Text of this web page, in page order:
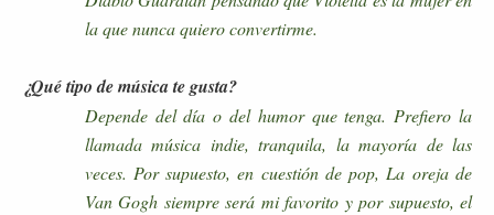
la que nunca quiero convertirme.
¿Qué tipo de música te gusta?
Depende del día o del humor que tenga. Prefiero la
llamada música indie, tranquila, la mayoría de las
veces. Por supuesto, en cuestión de pop, La oreja de
Van Gogh siempre será mi favorito y por supuesto, el